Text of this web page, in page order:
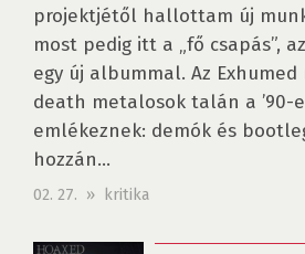
projektjétől hallottam új
most pedig itt a „fő csapás”,
egy új albummal. Az
death metalosok talán a ’90-
emlékeznek: demók és
hozzán...
02. 27. » kritika